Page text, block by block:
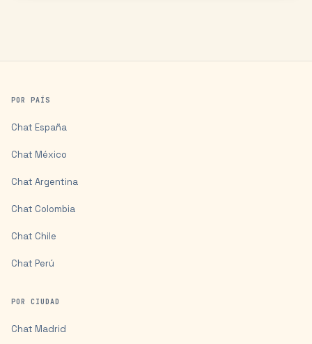
POR PAÍS
Chat España
Chat México
Chat Argentina
Chat Colombia
Chat Chile
Chat Perú
POR CIUDAD
Chat Madrid